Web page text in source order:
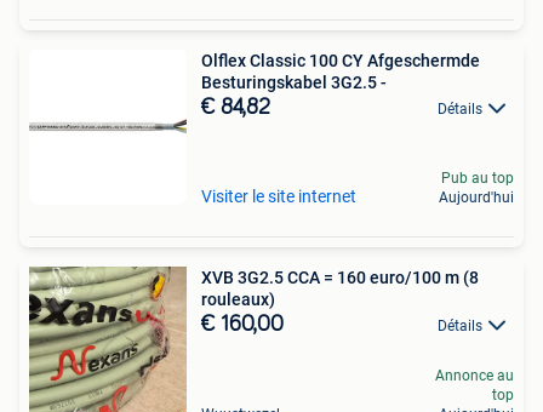
Olflex Classic 100 CY Afgeschermde
Besturingskabel 3G2.5 -
€ 84,82 Détails
Visiter le site internet
Pub au top
Aujourd'hui
XVB 3G2.5 CCA = 160 euro/100 m (8
rouleaux)
€ 160,00 Détails
Annonce au
top